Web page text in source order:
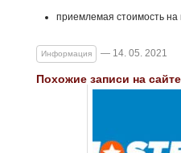
приемлемая стоимость на
Информация — 14. 05. 2021
Похожие записи на